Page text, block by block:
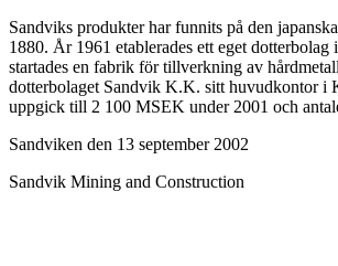
Sandviks produkter har funnits på den
1880. År 1961 etablerades ett eget dotterbolag
startades en fabrik för tillverkning av
dotterbolaget Sandvik K.K. sitt huvudkontor i
uppgick till 2 100 MSEK under 2001 och
Sandviken den 13 september 2002
Sandvik Mining and Construction